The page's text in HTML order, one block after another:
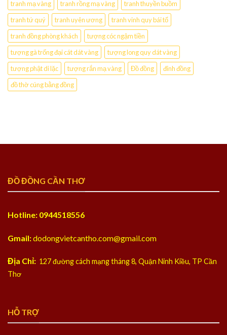
tranh mạ vàng tranh rồng mạ vàng
tranh thuyền buồm
tranh tứ quý
tranh uyên ương
tranh vinh quy bái tổ
tranh đồng phòng khách
tượng cóc ngậm tiền
tượng gà trống đại cát dát vàng
tượng long quy dát vàng
tượng phật di lặc
tượng rắn mạ vàng Đồ đồng
đỉnh đồng
đồ thờ cúng bằng đồng
ĐỒ ĐỒNG CẦN THƠ
Hotline: 0944518556
Gmail:dodongvietcantho.com@gmail.com
Địa Chỉ: 127 đường cách mạng tháng 8, Quận Ninh Kiều, TP Cần
Thơ
HỖ TRỢ